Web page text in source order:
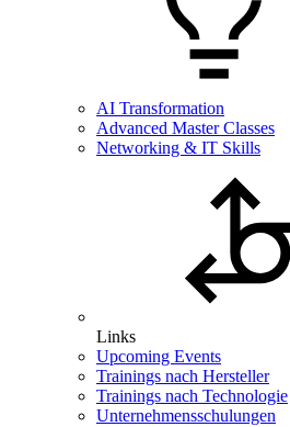
AI Transformation
Advanced Master Classes
Networking & IT Skills
Links
Upcoming Events
Trainings nach Hersteller
Trainings nach Technologie
Unternehmensschulungen